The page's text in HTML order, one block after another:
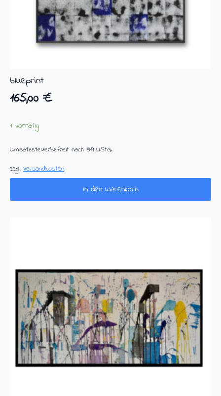
blueprint
165,00 €
1 vorrätig
Umsatzsteuerbefreit nach §19 UStG.
zzgl. Versandkosten
In den Warenkorb